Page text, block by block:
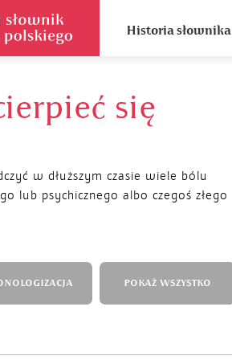
Historia słownika
się
w dłuższym czasie wiele bólu
lub psychicznego albo czegoś złego
POKAŻ WSZYSTKO